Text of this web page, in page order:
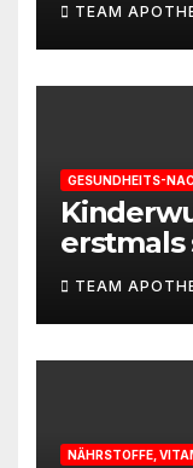
TEAM
GESUNDHEITS-
erstmals
TEAM
NÄHRSTOFFE,